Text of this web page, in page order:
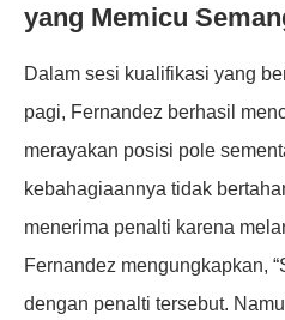
yang Memicu
Dalam sesi kualifikasi yang
pagi, Fernandez berhasil
merayakan posisi pole
kebahagiaannya tidak
menerima penalti karena
Fernandez mengungkapkan,
dengan penalti tersebut.